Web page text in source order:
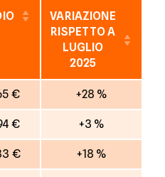
VARIAZIONE
RISPETTO A
LUGLIO
2025
€ +28 %
€ +3 %
€ +18 %